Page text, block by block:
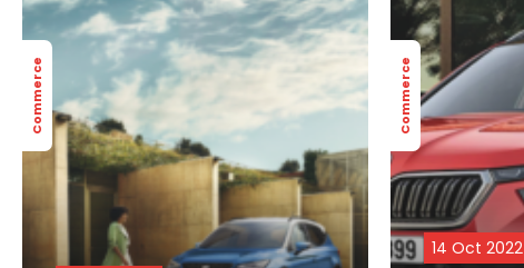
Commerce Commerce
14 Oct 2022